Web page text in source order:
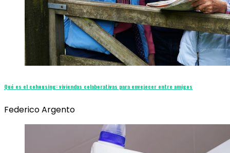
Qué es el cohousing: viviendas colaborativas para envejecer entre amigos
Federico Argento